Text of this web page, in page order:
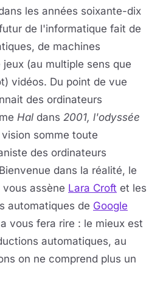
les années soixante-dix
de l'informatique fait de
de machines
(au multiple sens que
vidéos. Du point de vue
des ordinateurs
Hal dans 2001, l'odyssée
somme toute
des ordinateurs
dans la réalité, le
assène Lara Croft et les
automatiques de Google
vous fera rire : le mieux est
automatiques, au
on ne comprend plus un